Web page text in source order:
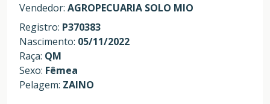
Vendedor: AGROPECUARIA SOLO MIO
Registro: P370383
Nascimento: 05/11/2022
Raça: QM
Sexo: Fêmea
Pelagem: ZAINO